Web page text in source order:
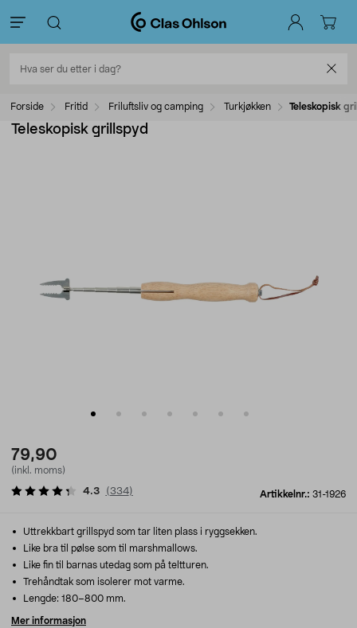
Forside Fritid Friluftsliv og camping Turkjøkken Teleskopisk
Teleskopisk grillspyd
79,90
(inkl. moms)
Artikkelnr.: 31-1926
4.3 (334)
Uttrekkbart grillspyd som tar liten plass i ryggsekken.
Like bra til pølse som til marshmallows.
Like fin til barnas utedag som på teltturen.
Trehåndtak som isolerer mot varme.
Lengde: 180–800 mm.
Mer informasjon